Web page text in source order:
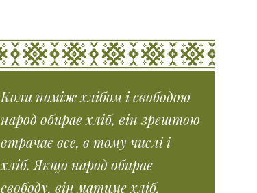
Коли поміж хлібом і свободою
народ обирає хліб, він зрештою
втрачає все, в тому числі і
хліб. Якщо народ обирає
свободу, він матиме хліб,